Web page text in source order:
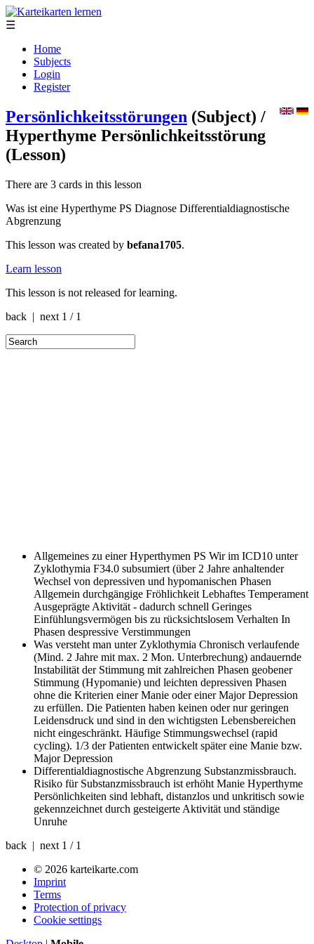
☰
Home
Subjects
Login
Register
Persönlichkeitsstörungen (Subject) /
Hyperthyme Persönlichkeitsstörung
(Lesson)
There are 3 cards in this lesson
Was ist eine Hyperthyme PS Diagnose Differentialdiagnostische
Abgrenzung
This lesson was created by befana1705.
Learn lesson
This lesson is not released for learning.
back | next 1 / 1
Allgemeines zu einer Hyperthymen PS Wir im ICD10 unter
Zyklothymia F34.0 subsumiert (über 2 Jahre anhaltender
Wechsel von depressiven und hypomanischen Phasen
Allgemein durchgängige Fröhlichkeit Lebhaftes Temperament
Ausgeprägte Aktivität - dadurch schnell Geringes
Einfühlungsvermögen bis zu rücksichtslosem Verhalten In
Phasen despressive Verstimmungen
Was versteht man unter Zyklothymia Chronisch verlaufende
(Mind. 2 Jahre mit max. 2 Mon. Unterbrechung) andauernde
Instabilität der Stimmung mit zahlreichen Phasen geobener
Stimmung (Hypomanie) und leichten depressiven Phasen
ohne die Kriterien einer Manie oder einer Major Depression
zu erfüllen. Die Patienten haben keinen oder nur geringen
Leidensdruck und sind in den wichtigsten Lebensbereichen
nicht eingeschränkt. Häufige Stimmungswechsel (rapid
cycling). 1/3 der Patienten entwickelt später eine Manie bzw.
Major Depression
Differentialdiagnostische Abgrenzung Substanzmissbrauch.
Risiko für Substanzmissbrauch ist erhöht Manie Hyperthyme
Persönlichkeiten sind lebhaft, distanzlos und unkritisch sowie
gekennzeichnet durch gesteigerte Aktivität und ständige
Unruhe
back | next 1 / 1
© 2026 karteikarte.com
Imprint
Terms
Protection of privacy
Cookie settings